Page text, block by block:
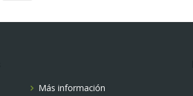
Más información